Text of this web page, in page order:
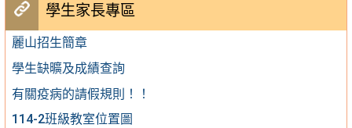
學生家長專區
麗山招生簡章
學生缺曠及成績查詢
有關疫病的請假規則！！
114-2班級教室位置圖